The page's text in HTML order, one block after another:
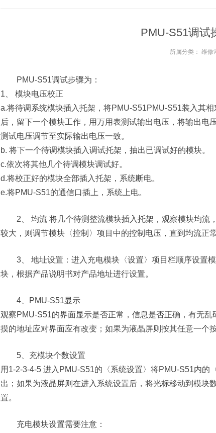
PMU-S51调试
所属分类： 维修
PMU-S51调试步骤为：
1、 模块电压校正
a.将待调系统模块插入托架，将PMU-S51PMU-S51装入其
后，留下一个模块工作，用万用表测试输出电压，将输出电
测试电压调节至实际输出电压一致。
b. 将下一个待调模块插入调试托架，抽出已调试好的模块。
c.依次将其他几个待调模块调试好。
d.将校正好的模块全部插入托架，系统断电。
e.将PMU-S51的通信口插上，系统上电。
2、 均流 将几个待测整流模块插入托架，观察模块均流
较大，则调节模块〈控制〉项目中的控制电压，直到均流正常
3、 地址设置：进入充电模块〈设置〉项目栏顺序设置
块，根据产品说明书对产品地址进行设置。
4、PMU-S51显示
观察PMU-S51的界面显示是否正常，信息是否正确，有无
摸的地址应对界面应有改变；如果为液晶屏则按其任意一个
5、充模块个数设置
用1-2-3-4-5 进入PMU-S51的〈系统设置〉将PMU-S51内的
出；如果为液晶屏则在进入系统设置后，将光标移动到模块
置。
充电模块设置需要注意：